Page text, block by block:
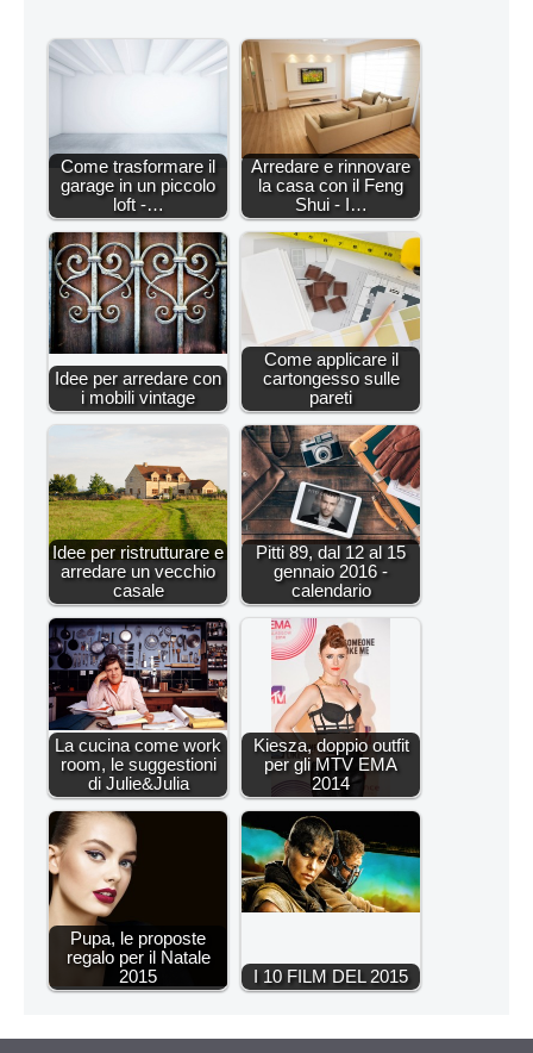
Come trasformare il
garage in un piccolo
loft -…
Arredare e rinnovare
la casa con il Feng
Shui - I…
Idee per arredare con
i mobili vintage
Come applicare il
cartongesso sulle
pareti
Idee per ristrutturare e
arredare un vecchio
casale
Pitti 89, dal 12 al 15
gennaio 2016 -
calendario
La cucina come work
room, le suggestioni
di Julie&Julia
Kiesza, doppio outfit
per gli MTV EMA
2014
Pupa, le proposte
regalo per il Natale
2015
I 10 FILM DEL 2015